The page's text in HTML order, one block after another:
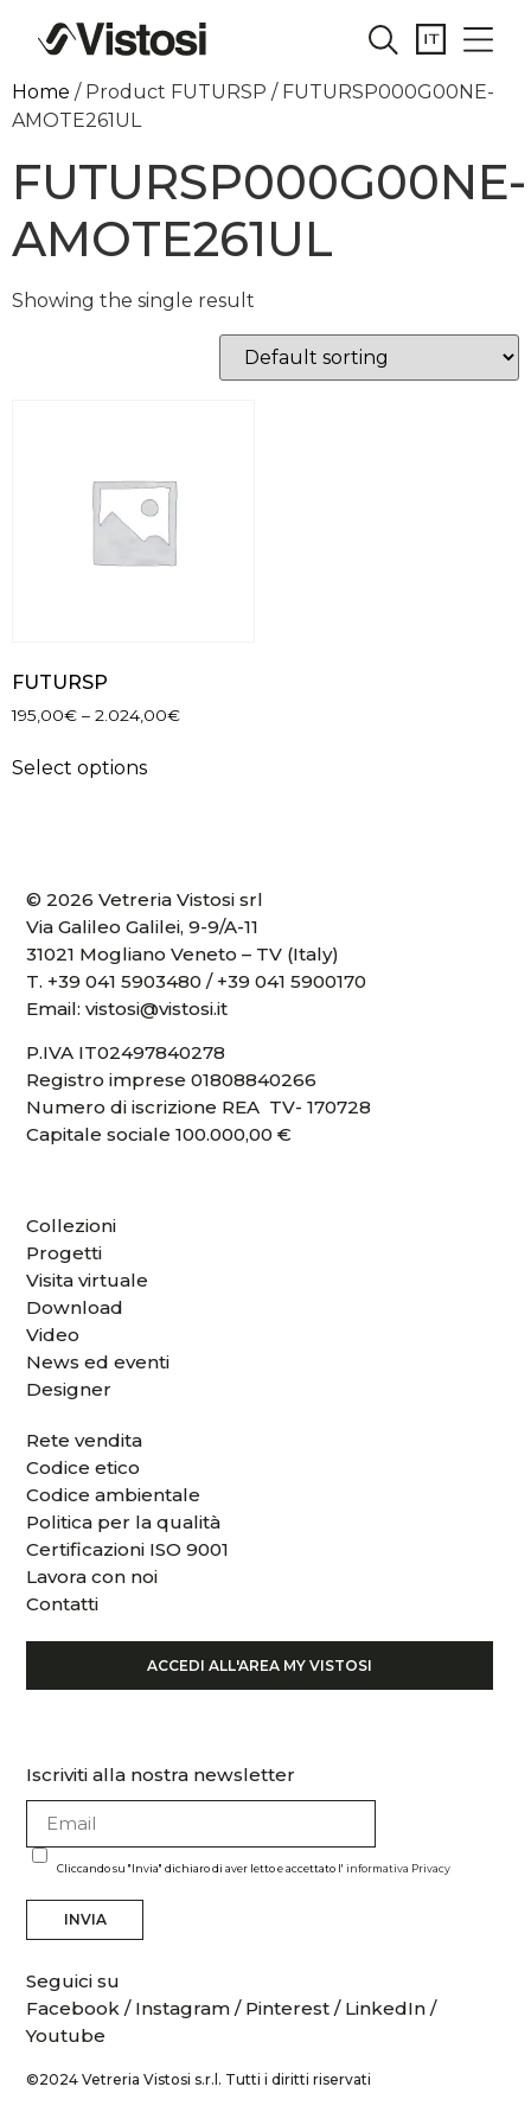
Home / Product FUTURSP / FUTURSP000G00NE-
AMOTE261UL
FUTURSP000G00NE-
AMOTE261UL
Showing the single result
FUTURSP
195,00€ – 2.024,00€
Select options
© 2026 Vetreria Vistosi srl
Via Galileo Galilei, 9-9/A-11
31021 Mogliano Veneto – TV (Italy)
T. +39 041 5903480 / +39 041 5900170
Email:vistosi@vistosi.it
P.IVA IT02497840278
Registro imprese 01808840266
Numero di iscrizione REA TV- 170728
Capitale sociale 100.000,00 €
Collezioni
Progetti
Visita virtuale
Download
Video
News ed eventi
Designer
Rete vendita
Codice etico
Codice ambientale
Politica per la qualità
Certificazioni ISO 9001
Lavora con noi
Contatti
ACCEDI ALL'AREA MY VISTOSI
Iscriviti alla nostra newsletter
Cliccando su "Invia" dichiaro di aver letto e accettato l'informativa Privacy
INVIA
©2024 Vetreria Vistosi s.r.l. Tutti i diritti riservati
Seguici su
Facebook/ Instagram / Pinterest / LinkedIn /
Youtube